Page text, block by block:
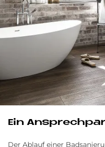
Ein
Der Ablauf einer